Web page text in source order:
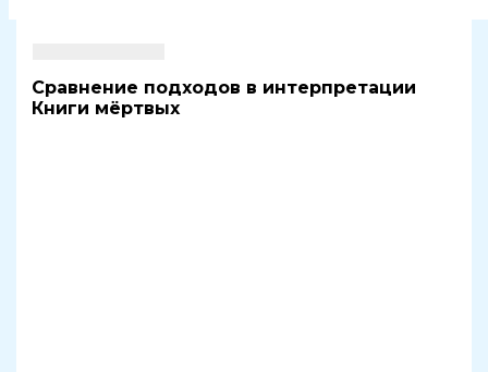
Сравнение подходов в интерпретации
Книги мёртвых